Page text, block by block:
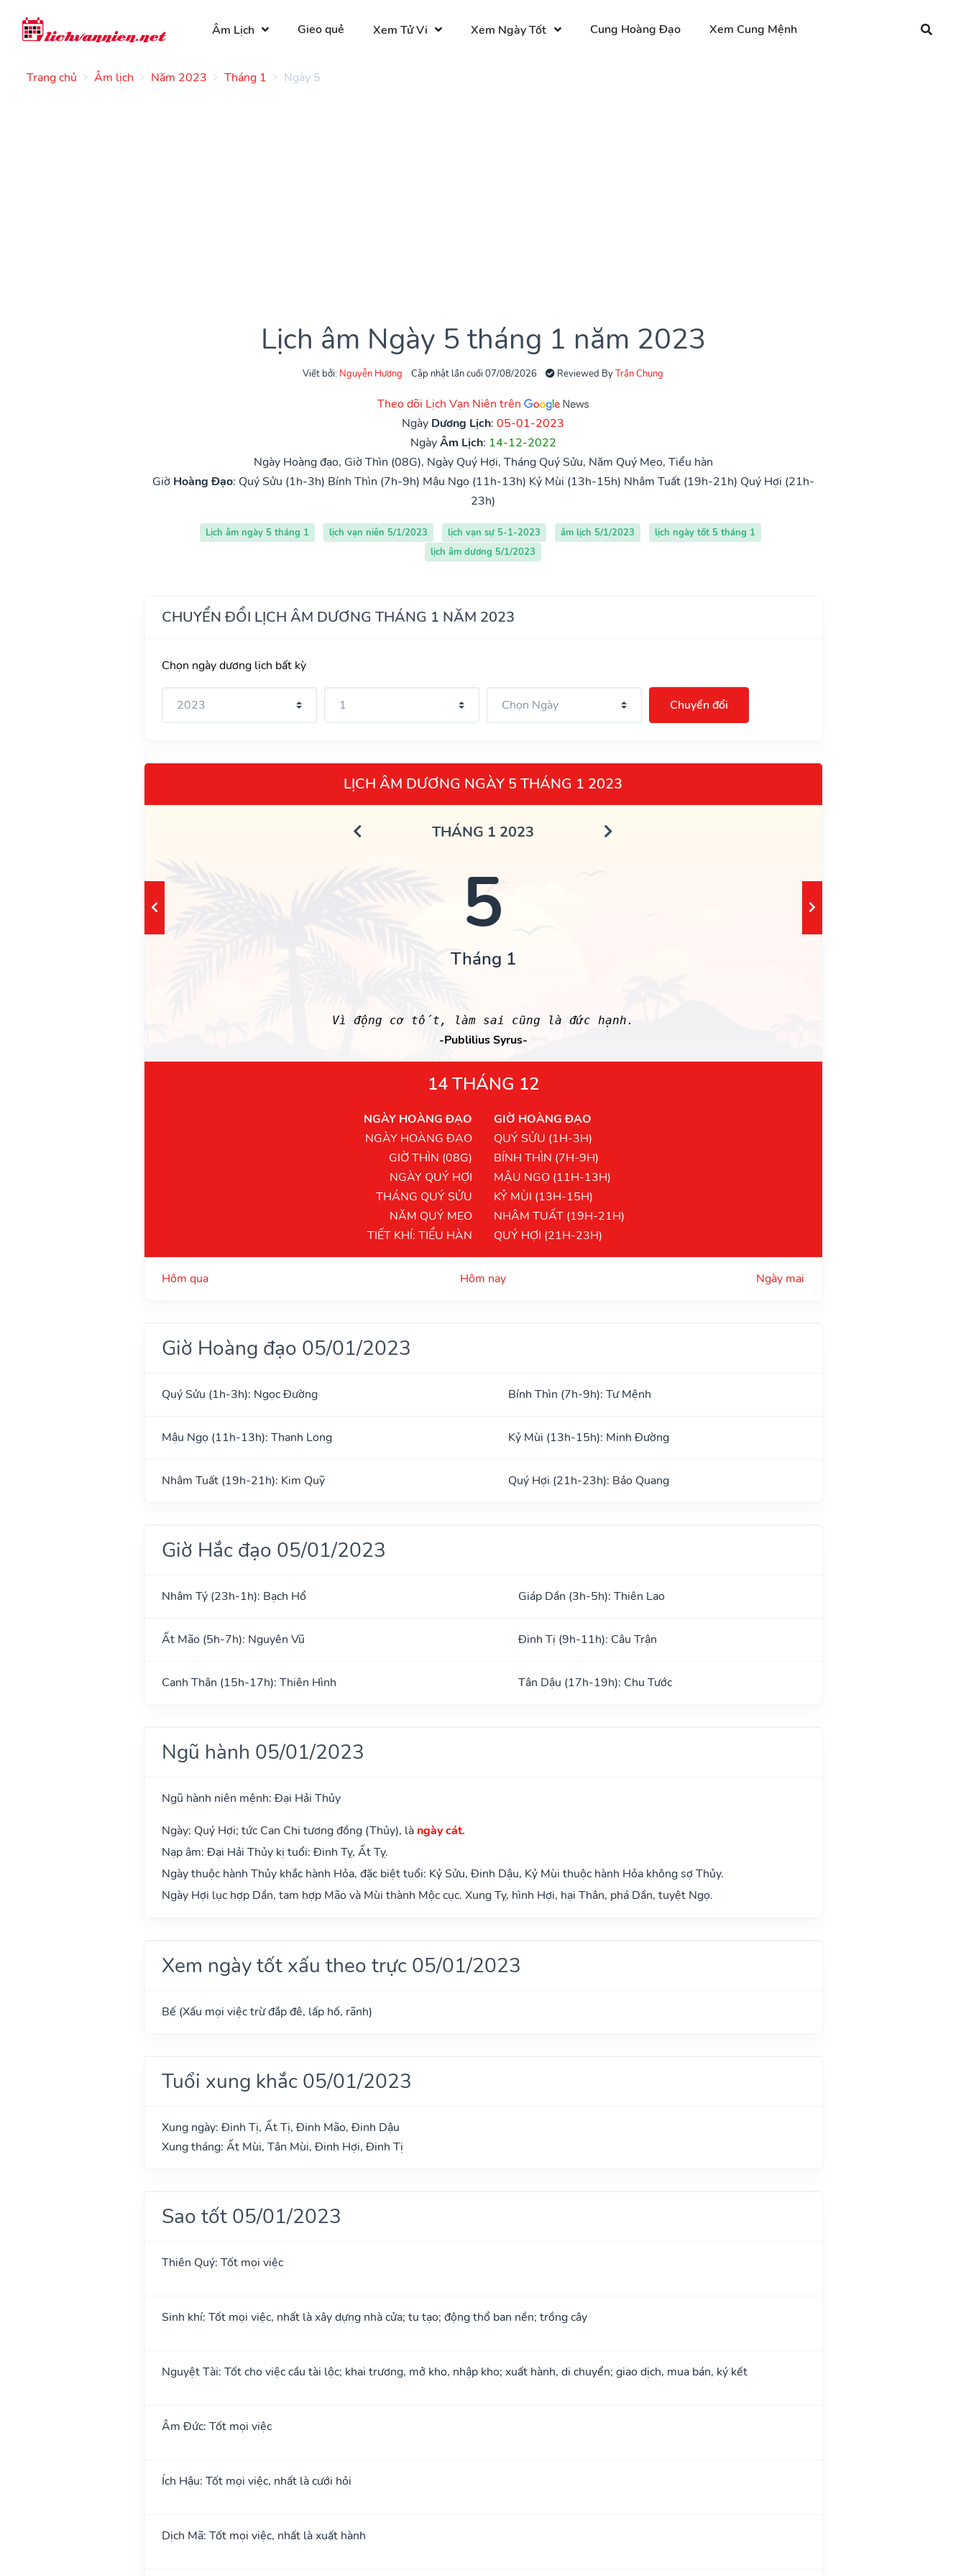
Âm Lịch Gieo quẻ Xem Tử Vi Xem Ngày Tốt Cung Hoàng Đạo Xem Cung Mệnh
Trang chủ Âm lịch Năm 2023 Tháng 1 Ngày 5
Lịch âm Ngày 5 tháng 1 năm 2023
Viết bởi: Nguyễn Hương Cập nhật lần cuối 07/08/2026 Reviewed ByTrần Chung
Theo dõi Lịch Vạn Niên trên
Ngày Dương Lịch: 05-01-2023
NgàyÂm Lịch: 14-12-2022
Ngày Hoàng đạo, Giờ Thìn (08G), Ngày Quý Hợi, Tháng Quý Sửu, Năm Quý Mẹo, Tiểu hàn
Giờ Hoàng Đạo: Quý Sửu (1h-3h) Bính Thìn (7h-9h) Mậu Ngọ (11h-13h) Kỷ Mùi (13h-15h) Nhâm Tuất (19h-21h) Quý Hợi (21h-
23h)
Lịch âm ngày 5 tháng 1 lịch vạn niên 5/1/2023 lịch vạn sự 5-1-2023 âm lịch 5/1/2023
lịch ngày tốt 5 tháng 1
lịch âm dương 5/1/2023
CHUYỂN ĐỔI LỊCH ÂM DƯƠNG THÁNG 1 NĂM 2023
Chọn ngày dương lịch bất kỳ
Chuyển đổi
LỊCH ÂM DƯƠNG NGÀY 5 THÁNG 1 2023
THÁNG 1 2023
5
Tháng 1
Vì động cơ tốt, làm sai cũng là đức hạnh.
-Publilius Syrus-
14 THÁNG 12
NGÀY HOÀNG ĐẠO
NGÀY HOÀNG ĐẠO
GIỜ THÌN (08G)
NGÀY QUÝ HỢI
THÁNG QUÝ SỬU
NĂM QUÝ MẸO
TIẾT KHÍ: TIỂU HÀN
GIỜ HOÀNG ĐẠO
QUÝ SỬU (1H-3H)
BÍNH THÌN (7H-9H)
MẬU NGỌ (11H-13H)
KỶ MÙI (13H-15H)
NHÂM TUẤT (19H-21H)
QUÝ HỢI (21H-23H)
Hôm qua Hôm nay Ngày mai
Giờ Hoàng đạo 05/01/2023
Quý Sửu (1h-3h): Ngọc Đường Bính Thìn (7h-9h): Tư Mệnh
Mậu Ngọ (11h-13h): Thanh Long Kỷ Mùi (13h-15h): Minh Đường
Nhâm Tuất (19h-21h): Kim Quỹ Quý Hợi (21h-23h): Bảo Quang
Giờ Hắc đạo 05/01/2023
Nhâm Tý (23h-1h): Bạch Hổ Giáp Dần (3h-5h): Thiên Lao
Ất Mão (5h-7h): Nguyên Vũ Đinh Tị (9h-11h): Câu Trận
Canh Thân (15h-17h): Thiên Hình Tân Dậu (17h-19h): Chu Tước
Ngũ hành 05/01/2023
Ngũ hành niên mệnh: Đại Hải Thủy
Ngày: Quý Hợi; tức Can Chi tương đồng (Thủy), là ngày cát.
Nạp âm: Đại Hải Thủy kị tuổi: Đinh Tỵ, Ất Tỵ.
Ngày thuộc hành Thủy khắc hành Hỏa, đặc biệt tuổi: Kỷ Sửu, Đinh Dậu, Kỷ Mùi thuộc hành Hỏa không sợ Thủy.
Ngày Hợi lục hợp Dần, tam hợp Mão và Mùi thành Mộc cục. Xung Tỵ, hình Hợi, hại Thân, phá Dần, tuyệt Ngọ.
Xem ngày tốt xấu theo trực 05/01/2023
Bế (Xấu mọi việc trừ đắp đê, lấp hố, rãnh)
Tuổi xung khắc 05/01/2023
Xung ngày: Đinh Tị, Ất Tị, Đinh Mão, Đinh Dậu
Xung tháng: Ất Mùi, Tân Mùi, Đinh Hợi, Đinh Tị
Sao tốt 05/01/2023
Thiên Quý: Tốt mọi việc
Sinh khí: Tốt mọi việc, nhất là xây dựng nhà cửa; tu tạo; động thổ ban nền; trồng cây
Nguyệt Tài: Tốt cho việc cầu tài lộc; khai trương, mở kho, nhập kho; xuất hành, di chuyển; giao dịch, mua bán, ký kết
Âm Đức: Tốt mọi việc
Ích Hậu: Tốt mọi việc, nhất là cưới hỏi
Dịch Mã: Tốt mọi việc, nhất là xuất hành